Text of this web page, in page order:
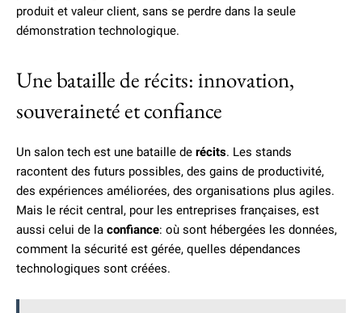
produit et valeur client, sans se perdre dans la seule
démonstration technologique.
Une bataille de récits: innovation,
souveraineté et confiance
Un salon tech est une bataille de récits. Les stands
racontent des futurs possibles, des gains de productivité,
des expériences améliorées, des organisations plus agiles.
Mais le récit central, pour les entreprises françaises, est
aussi celui de la confiance: où sont hébergées les données,
comment la sécurité est gérée, quelles dépendances
technologiques sont créées.